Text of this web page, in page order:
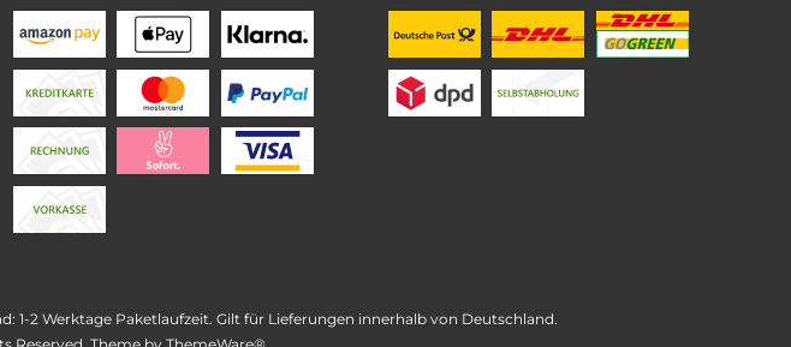
1-2 Werktage Paketlaufzeit. Gilt für Lieferungen innerhalb von Deutschland.